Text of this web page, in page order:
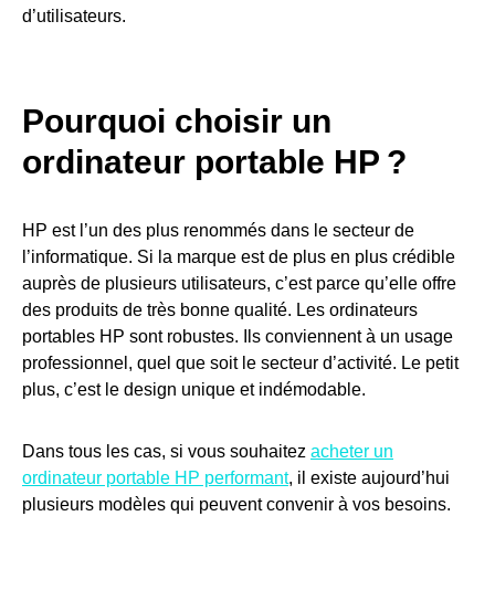
d’utilisateurs.
Pourquoi choisir un
ordinateur portable HP ?
HP est l’un des plus renommés dans le secteur de
l’informatique. Si la marque est de plus en plus crédible
auprès de plusieurs utilisateurs, c’est parce qu’elle offre
des produits de très bonne qualité. Les ordinateurs
portables HP sont robustes. Ils conviennent à un usage
professionnel, quel que soit le secteur d’activité. Le petit
plus, c’est le design unique et indémodable.
Dans tous les cas, si vous souhaitez acheter un
ordinateur portable HP performant, il existe aujourd’hui
plusieurs modèles qui peuvent convenir à vos besoins.